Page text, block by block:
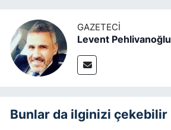
GAZETECI
Levent Pehlivanoğlu
Bunlar da ilginizi çekebilir